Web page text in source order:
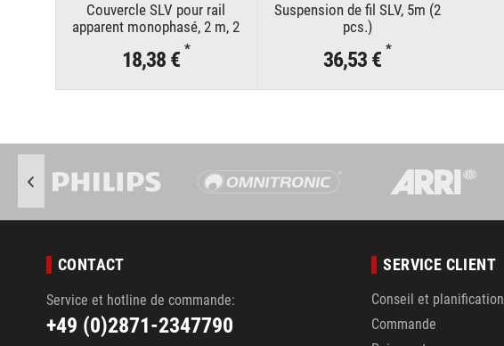
Couvercle SLV pour rail
apparent monophasé, 2 m, 2
pièces, blanc
18,38 € *
Suspension de fil SLV, 5m (2
pcs.)
36,53 € *
CONTACT
Service et hotline de commande:
+49 (0)2871-2347790
SERVICE CLIENT
Conseil et planification
Commande